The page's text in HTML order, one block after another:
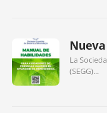
La
(SEGG)...